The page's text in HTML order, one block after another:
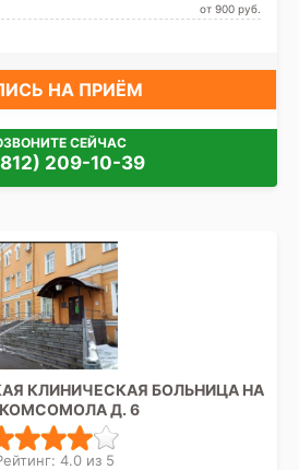
от 900 pуб.
НА ПРИЁМ
СЕЙЧАС
209-10-39
КЛИНИЧЕСКАЯ БОЛЬНИЦА НА
Д. 6
4.0 из 5